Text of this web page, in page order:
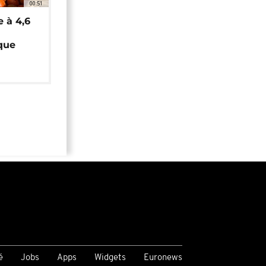
00:51
à 4,6
Jobs Apps Widgets Euronews